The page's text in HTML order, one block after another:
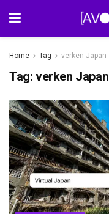
Home Tag verken Japan
Tag: verken Japan